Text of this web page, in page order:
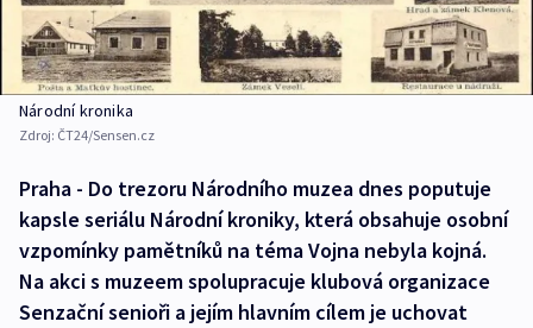
Národní kronika
Zdroj: ČT24/Sensen.cz
Praha - Do trezoru Národního muzea dnes poputuje
kapsle seriálu Národní kroniky, která obsahuje osobní
vzpomínky pamětníků na téma Vojna nebyla kojná.
Na akci s muzeem spolupracuje klubová organizace
Senzační senioři a jejím hlavním cílem je uchovat